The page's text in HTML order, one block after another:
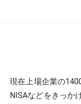
現在上場企業の
NISAなどをきっか